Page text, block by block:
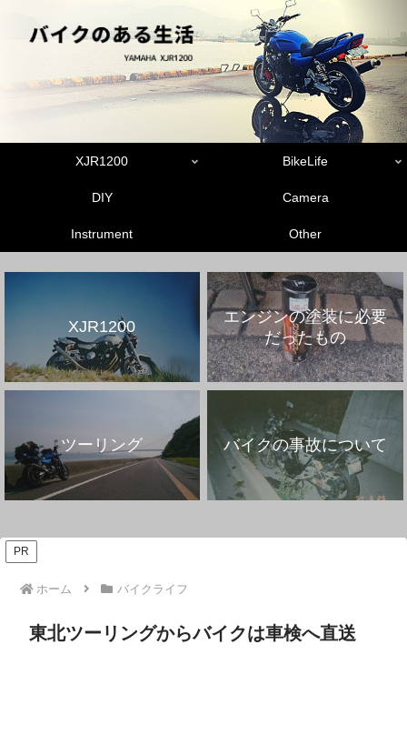
XJR1200 BikeLife
DIY Camera
Instrument Other
XJR1200
エンジンの塗装に必要
だったもの
ツーリング バイクの事故について
PR
ホーム バイクライフ
東北ツーリングからバイクは車検へ直送